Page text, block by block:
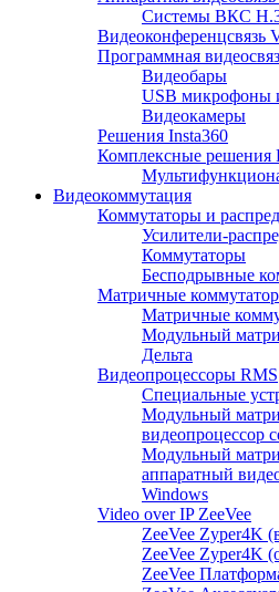
Системы ВКС
Видеоконференцсвязь
Программная
Видеобары
USB микрофоны
Видеокамеры
Решения Insta360
Комплексные решения
Видеокоммутация
Коммутаторы и
Усилители-
Коммутаторы
Бесподрывные
Матричные
Матричные
Модульный
Дельта
Видеопроцессоры RMS
Специальные
Модульный
видеопроцессор
Модульный
аппаратный
Windows
Video over IP ZeeVee
ZeeVee Zyper4K
ZeeVee Zyper4K
ZeeVee